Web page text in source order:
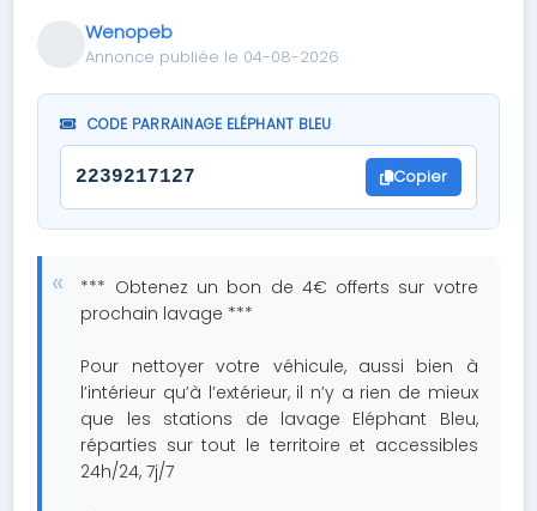
Wenopeb
Annonce publiée le 04-08-2026
CODE PARRAINAGE ELÉPHANT BLEU
2239217127 Copier
*** Obtenez un bon de 4€ offerts sur votre
prochain lavage ***
Pour nettoyer votre véhicule, aussi bien à
l’intérieur qu’à l’extérieur, il n’y a rien de mieux
que les stations de lavage Eléphant Bleu,
réparties sur tout le territoire et accessibles
24h/24, 7j/7